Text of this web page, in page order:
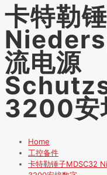
卡特勒
流电源
3200安
Home
工控备件
卡特勒锤子MDSC32